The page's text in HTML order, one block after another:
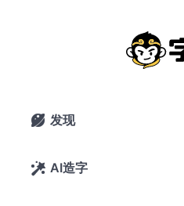
 发现
 AI造字
Staatliches